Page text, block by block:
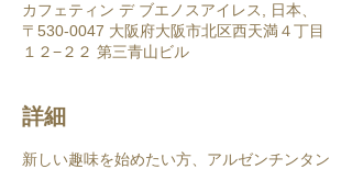
カフェティン デ ブエノスアイレス, 日本、
〒530-0047 大阪府大阪市北区西天満４丁目
１２−２２ 第三青山ビル
詳細
新しい趣味を始めたい方、アルゼンチンタン